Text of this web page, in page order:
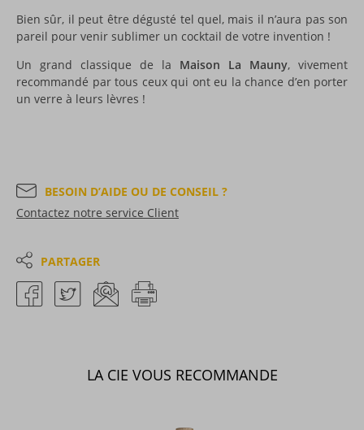
Bien sûr, il peut être dégusté tel quel, mais il n’aura pas son
pareil pour venir sublimer un cocktail de votre invention !
Un grand classique de la Maison La Mauny, vivement
recommandé par tous ceux qui ont eu la chance d’en porter
un verre à leurs lèvres !
BESOIN D’AIDE OU DE CONSEIL ?
Contactez notre service Client
PARTAGER
LA CIE VOUS RECOMMANDE